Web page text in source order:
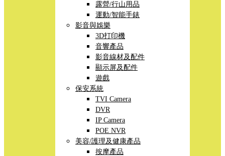
露營/行山用品
運動/智能手錶
影音與娛樂
3D打印機
音響產品
影音線材及配件
顯示屏及配件
遊戲
保安系統
TVI Camera
DVR
IP Camera
POE NVR
美容/護理及健康產品
按摩產品